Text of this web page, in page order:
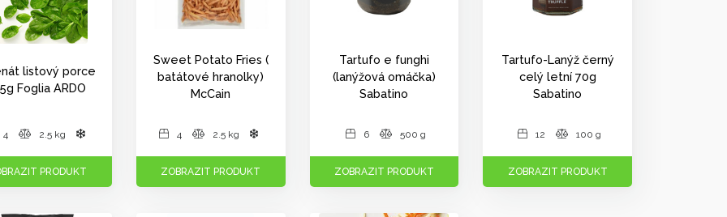
listový porce
Foglia ARDO
4 2.5 kg
PRODUKT
Sweet Potato Fries (
batátové hranolky)
McCain
4 2.5 kg
ZOBRAZIT PRODUKT
Tartufo e funghi
(lanýžová omáčka)
Sabatino
6 500 g
ZOBRAZIT PRODUKT
Tartufo-Lanýž černý
celý letní 70g
Sabatino
12 100 g
ZOBRAZIT PRODUKT